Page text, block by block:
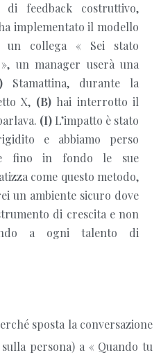
feedback costruttivo,
implementato il modello
collega « Sei stato
un manager userà una
Stamattina, durante la
X, (B)hai interrotto il
(I)L’impatto è stato
e abbiamo perso
fino in fondo le sue
come questo metodo,
un ambiente sicuro dove
di crescita e non
a ogni talento di
sposta la conversazione
persona) a « Quando tu